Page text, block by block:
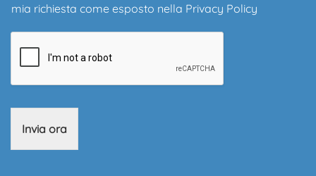
mia richiesta come esposto nella Privacy Policy
Invia ora